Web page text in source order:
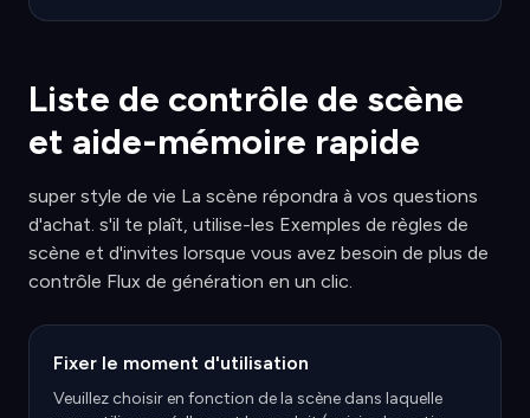
Liste de contrôle de scène
et aide-mémoire rapide
super style de vie La scène répondra à vos questions
d'achat. s'il te plaît, utilise-les Exemples de règles de
scène et d'invites lorsque vous avez besoin de plus de
contrôle Flux de génération en un clic.
Fixer le moment d'utilisation
Veuillez choisir en fonction de la scène dans laquelle